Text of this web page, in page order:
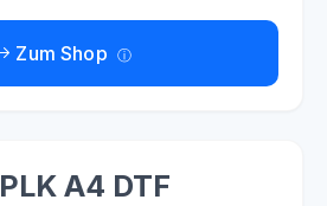
Zum Shop
PLK A4 DTF